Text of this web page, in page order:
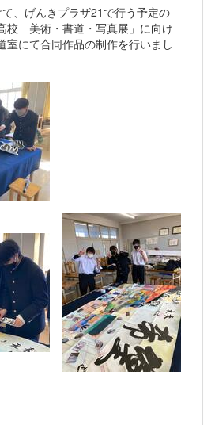
、げんきプラザ21で行う予定の
校 美術・書道・写真展」に向け
室にて合同作品の制作を行いまし